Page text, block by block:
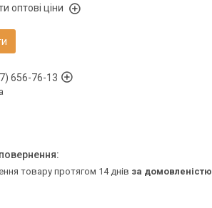
оптові ціни
656-76-13
товару протягом 14 днів за домовленістю